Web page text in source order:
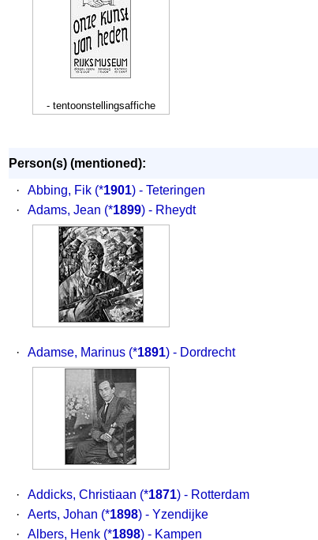
- tentoonstellingsaffiche
Person(s) (mentioned):
·
Abbing, Fik (*1901) - Teteringen
·
Adams, Jean (*1899) - Rheydt
· Adamse, Marinus (*1891) - Dordrecht
· Addicks, Christiaan (*1871) - Rotterdam
·
Aerts, Johan (*1898) - Yzendijke
·
Albers, Henk (*1898) - Kampen